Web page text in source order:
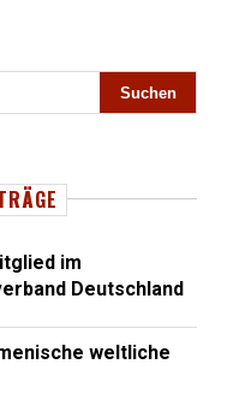
im
Deutschland
weltliche